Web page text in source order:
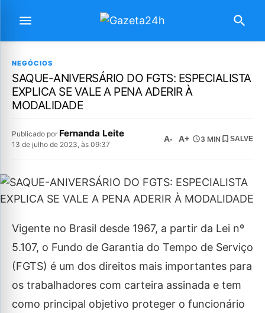
NEGÓCIOS
SAQUE-ANIVERSÁRIO DO FGTS: ESPECIALISTA
EXPLICA SE VALE A PENA ADERIR À
MODALIDADE
Publicado por Fernanda Leite
13 de julho de 2023, às 09:37
A- A+ 3 MIN SALVE
Vigente no Brasil desde 1967, a partir da Lei nº
5.107, o Fundo de Garantia do Tempo de Serviço
(FGTS) é um dos direitos mais importantes para
os trabalhadores com carteira assinada e tem
como principal objetivo proteger o funcionário